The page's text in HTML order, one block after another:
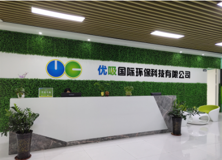
专利保护优势、双甲资质
企业（“室内环境净化治理
甲级施工资质”“室内环境
污染治理资质等级证
书”）、拥有多名高级《环
境工程高级工程师》室内
空气治理资格认证的治理
人员、掌握室内空气净化
治理实用技术和五项专利
技术、八项计算机软件著
作权登记证书等。研发实